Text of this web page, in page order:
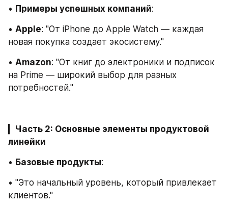
• Примеры успешных компаний:
• Apple: "От iPhone до Apple Watch — каждая
новая покупка создает экосистему."
• Amazon: "От книг до электроники и подписок
на Prime — широкий выбор для разных
потребностей."
Часть 2: Основные элементы продуктовой
линейки
• Базовые продукты:
• "Это начальный уровень, который привлекает
клиентов."